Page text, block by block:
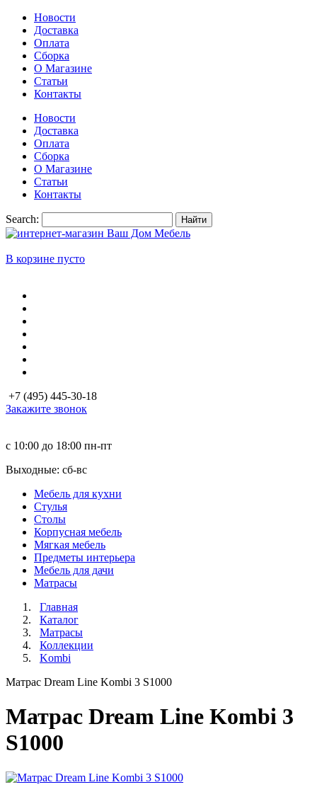
Новости
Доставка
Оплата
Сборка
О Магазине
Статьи
Контакты
Новости
Доставка
Оплата
Сборка
О Магазине
Статьи
Контакты
Search: Найти
В корзине пусто
+7 (495) 445-30-18
Закажите звонок
с 10:00 до 18:00 пн-пт
Выходные: сб-вc
Мебель для кухни
Стулья
Столы
Корпусная мебель
Мягкая мебель
Предметы интерьера
Мебель для дачи
Матраcы
Главная
Каталог
Матраcы
Коллекции
Kombi
Матрас Dream Line Kombi 3 S1000
Матрас Dream Line Kombi 3
S1000